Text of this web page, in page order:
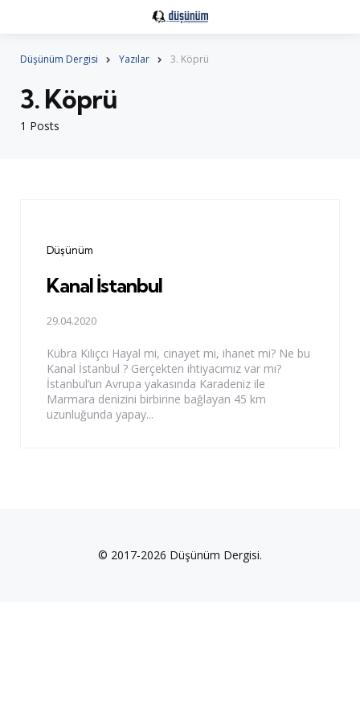
Düşünüm Dergisi Yazılar 3. Köprü
1 Posts
3. Köprü
Categories
Düşünüm
Kanal İstanbul
29.04.2020
Kübra Kılıçcı Hayal mi, cinayet mi, ihanet mi? Ne bu
Kanal İstanbul ? Gerçekten ihtiyacımız var mı?
İstanbul’un Avrupa yakasında Karadeniz ile
Marmara denizini birbirine bağlayan 45 km
uzunluğunda yapay...
© 2017-2026 Düşünüm Dergisi.